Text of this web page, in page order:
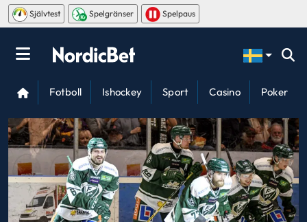
Självtest Spelgränser Spelpaus
Fotboll Ishockey Sport Casino Poker